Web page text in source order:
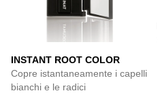
INSTANT ROOT COLOR
Copre istantaneamente i capelli
bianchi e le radici